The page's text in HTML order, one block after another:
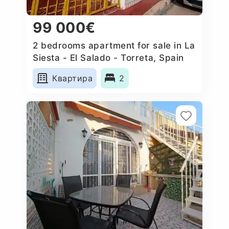
99 000€
2 bedrooms apartment for sale in La
Siesta - El Salado - Torreta, Spain
Квартира
2